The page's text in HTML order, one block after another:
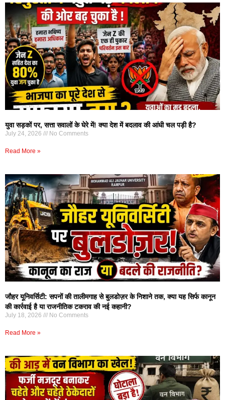
युवा सड़कों पर, सत्ता सवालों के घेरे में! क्या देश में बदलाव की आंधी चल पड़ी है?
July 24, 2026 No Comments
Read More »
जौहर यूनिवर्सिटी: सपनों की तालीमगाह से बुलडोज़र के निशाने तक, क्या यह सिर्फ कानून
की कार्रवाई है या राजनीतिक टकराव की नई कहानी?
July 18, 2026 No Comments
Read More »